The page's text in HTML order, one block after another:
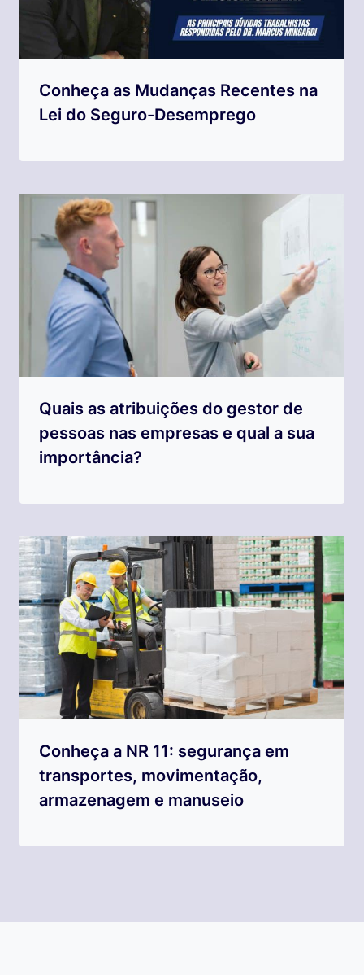
Conheça as Mudanças Recentes na
Lei do Seguro-Desemprego
Quais as atribuições do gestor de
pessoas nas empresas e qual a sua
importância?
Conheça a NR 11: segurança em
transportes, movimentação,
armazenagem e manuseio